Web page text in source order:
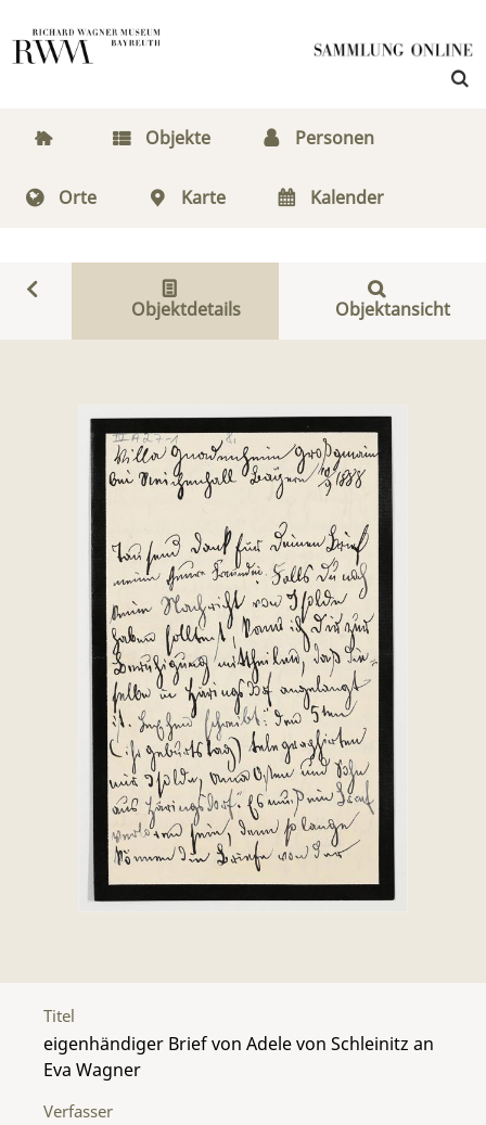
Objekte Personen
Orte Karte Kalender
Objektdetails Objektansicht
Titel
eigenhändiger Brief von Adele von Schleinitz an
Eva Wagner
Verfasser